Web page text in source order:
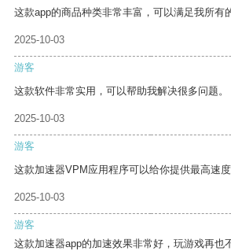
这款app的商品种类非常丰富，可以满足我所有
2025-10-03
游客
这款软件非常实用，可以帮助我解决很多问题。
2025-10-03
游客
这款加速器VPM应用程序可以给你提供最高速度
2025-10-03
游客
这款加速器app的加速效果非常好，玩游戏再也